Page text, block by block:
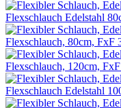
Flexschlauch Edelstahl
Flexschlauch, 80cm, FxF
Flexschlauch, 120cm,
Flexschlauch Edelstahl